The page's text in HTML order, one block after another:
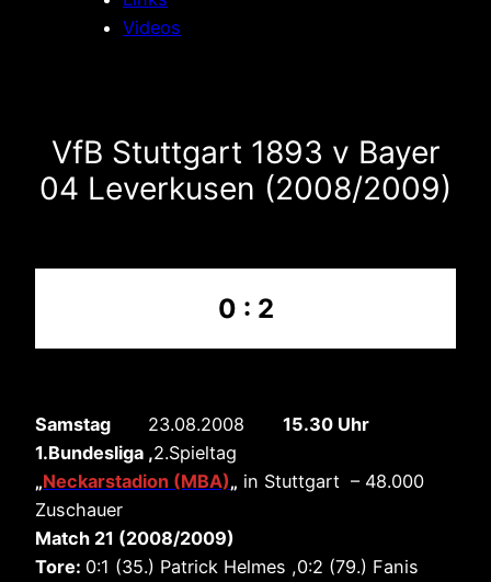
Videos
VfB Stuttgart 1893 v Bayer
04 Leverkusen (2008/2009)
0 : 2
Samstag 23.08.2008 15.30 Uhr
1.Bundesliga ,2.Spieltag
„Neckarstadion (MBA)„ in Stuttgart – 48.000
Zuschauer
Match 21 (2008/2009)
Tore: 0:1 (35.) Patrick Helmes ,0:2 (79.) Fanis